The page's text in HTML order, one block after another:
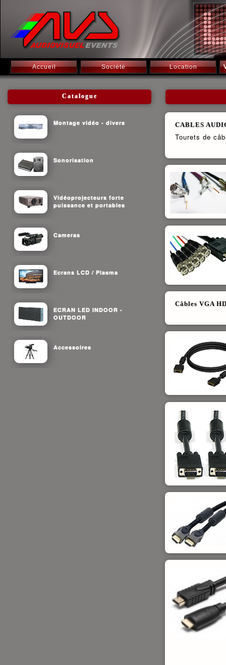
Accueil Société Location
Catalogue
Montage vidéo - divers
Sonorisation
Vidéoprojecteurs forte
puissance et portables
Cameras
Ecrans LCD / Plasma
ECRAN LED INDOOR -
OUTDOOR
Accessoires
CABLES
Tourets de
Câbles VGA